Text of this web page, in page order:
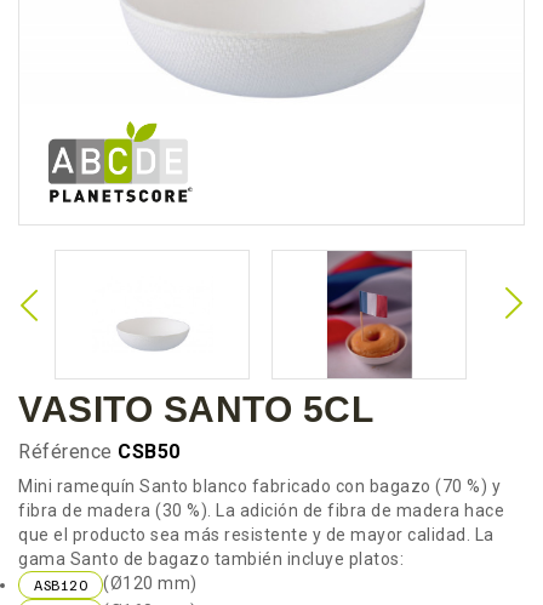
VASITO SANTO 5CL
Référence CSB50
Mini ramequín Santo blanco fabricado con bagazo (70 %) y
fibra de madera (30 %). La adición de fibra de madera hace
que el producto sea más resistente y de mayor calidad. La
gama Santo de bagazo también incluye platos:
ASB120 (Ø120 mm)